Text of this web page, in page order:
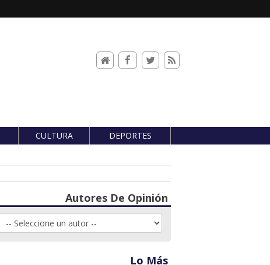
CULTURA DEPORTES
Autores De Opinión
Lo Más